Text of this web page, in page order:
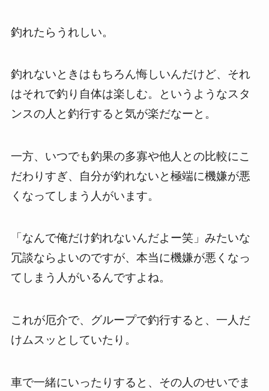
釣れたらうれしい。
釣れないときはもちろん悔しいんだけど、それ
はそれで釣り自体は楽しむ。というようなスタ
ンスの人と釣行すると気が楽だなーと。
一方、いつでも釣果の多寡や他人との比較にこ
だわりすぎ、自分が釣れないと極端に機嫌が悪
くなってしまう人がいます。
「なんで俺だけ釣れないんだよー笑」みたいな
冗談ならよいのですが、本当に機嫌が悪くなっ
てしまう人がいるんですよね。
これが厄介で、グループで釣行すると、一人だ
けムスッとしていたり。
車で一緒にいったりすると、その人のせいでま